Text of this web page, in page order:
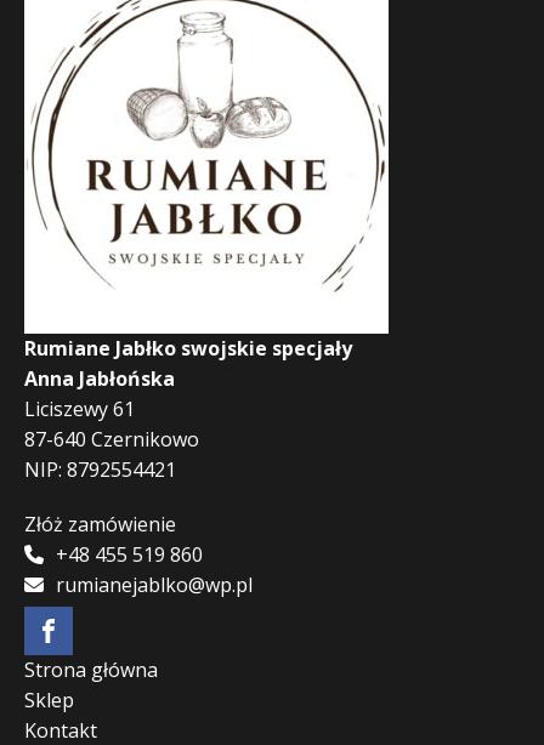
Rumiane Jabłko swojskie specjały
Anna Jabłońska
Liciszewy 61
87-640 Czernikowo
NIP: 8792554421
Złóż zamówienie
+48 455 519 860
rumianejablko@wp.pl
Strona główna
Sklep
Kontakt